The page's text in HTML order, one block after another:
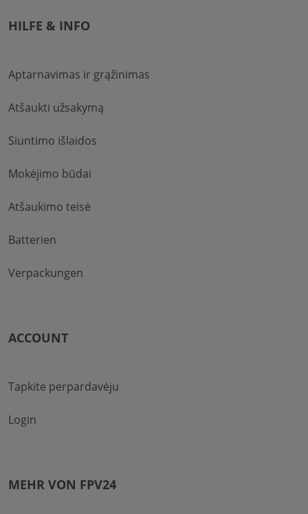
HILFE & INFO
Aptarnavimas ir grąžinimas
Atšaukti užsakymą
Siuntimo išlaidos
Mokėjimo būdai
Atšaukimo teisė
Batterien
Verpackungen
ACCOUNT
Tapkite perpardavėju
Login
MEHR VON FPV24